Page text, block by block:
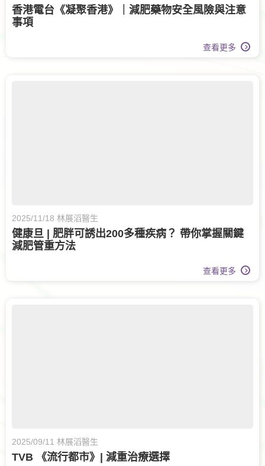
香港電台《凝聚香港》｜減肥藥物安全風險與注意
事項
查看更多
2025/11/18 林展滔醫生
健康旦 | 肥胖可誘出200多種疾病？ 帶你掌握關鍵
減肥管重方法
查看更多
2025/09/11 林展滔醫生
TVB 《流行都市》| 減重治療選擇